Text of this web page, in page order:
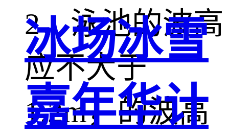
2、泳池的波高
应不大于
1.2m，的波高
冰场冰雪
嘉年华计